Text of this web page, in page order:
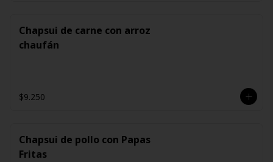
Chapsui de carne con arroz
chaufán
$9.250
Chapsui de pollo con Papas
Fritas